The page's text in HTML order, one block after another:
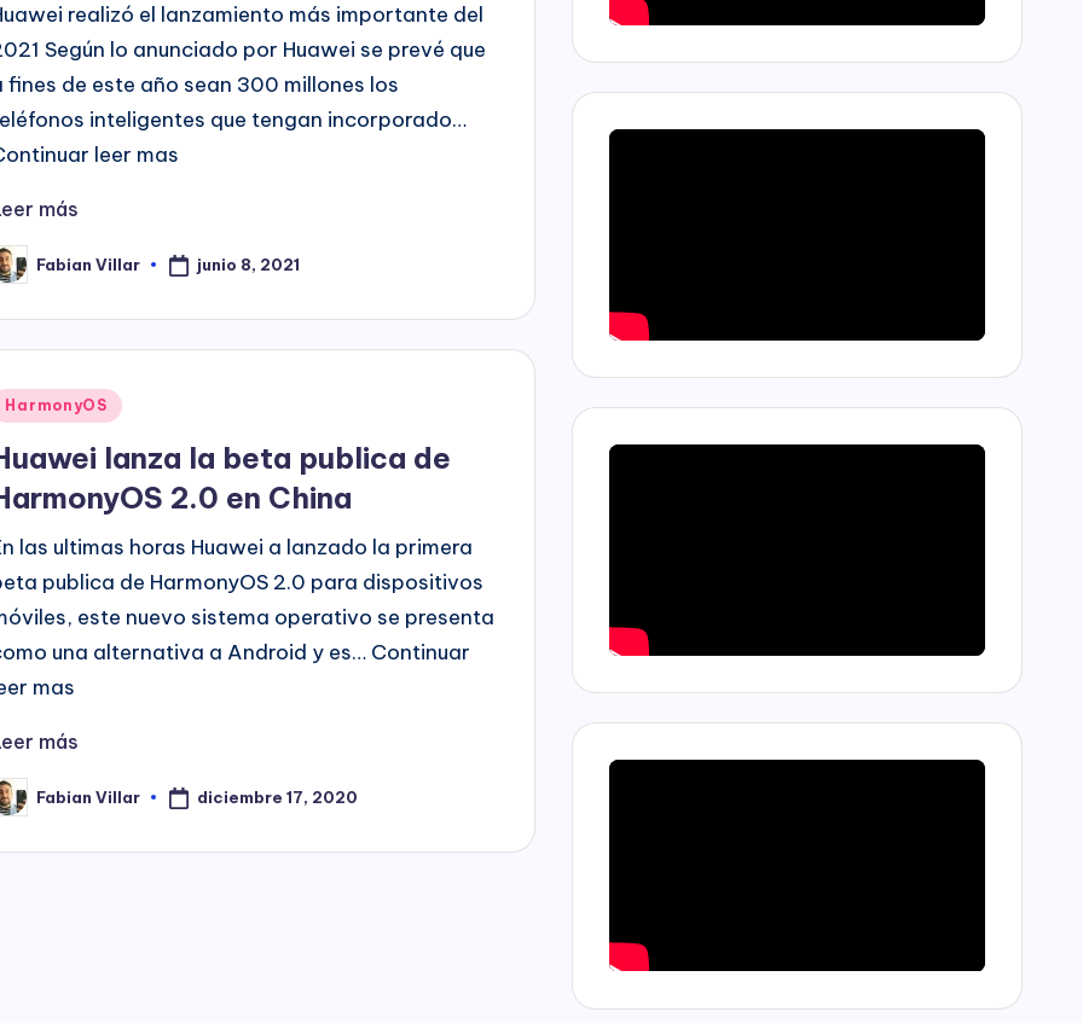
realizó el lanzamiento más importante del
Según lo anunciado por Huawei se prevé que
fines de este año sean 300 millones los
inteligentes que tengan incorporado…
leer mas
más
Fabian Villar junio 8, 2021
HarmonyOS
lanza la beta publica de
2.0 en China
las ultimas horas Huawei a lanzado la primera
publica de HarmonyOS 2.0 para dispositivos
este nuevo sistema operativo se presenta
una alternativa a Android y es… Continuar
mas
más
Fabian Villar diciembre 17, 2020